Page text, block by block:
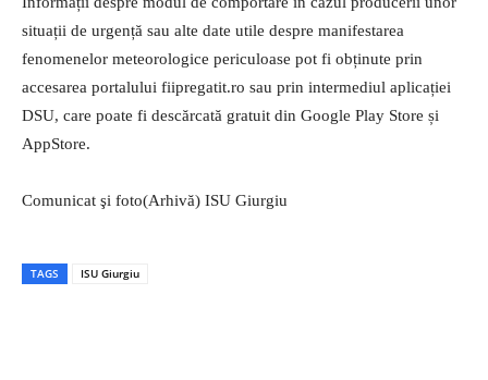
situații de urgență sau alte date utile despre manifestarea
fenomenelor meteorologice periculoase pot fi obținute prin
accesarea portalului fiipregatit.ro sau prin intermediul aplicației
DSU, care poate fi descărcată gratuit din Google Play Store și
AppStore.
Comunicat şi foto(Arhivă) ISU Giurgiu
TAGS ISU Giurgiu